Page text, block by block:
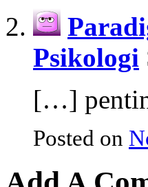
Psikologi
[…]
Posted on